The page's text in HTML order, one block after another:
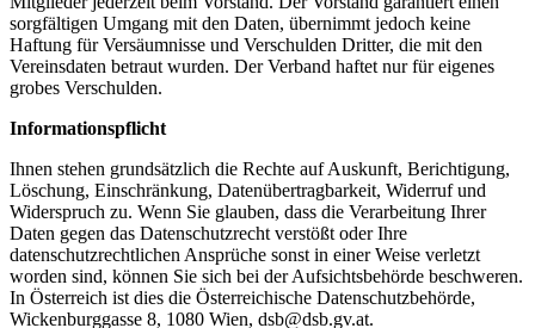
sorgfältigen Umgang mit den Daten, übernimmt jedoch keine
Haftung für Versäumnisse und Verschulden Dritter, die mit den
Vereinsdaten betraut wurden. Der Verband haftet nur für eigenes
grobes Verschulden.
Informationspflicht
Ihnen stehen grundsätzlich die Rechte auf Auskunft, Berichtigung,
Löschung, Einschränkung, Datenübertragbarkeit, Widerruf und
Widerspruch zu. Wenn Sie glauben, dass die Verarbeitung Ihrer
Daten gegen das Datenschutzrecht verstößt oder Ihre
datenschutzrechtlichen Ansprüche sonst in einer Weise verletzt
worden sind, können Sie sich bei der Aufsichtsbehörde beschweren.
In Österreich ist dies die Österreichische Datenschutzbehörde,
Wickenburggasse 8, 1080 Wien, dsb@dsb.gv.at.